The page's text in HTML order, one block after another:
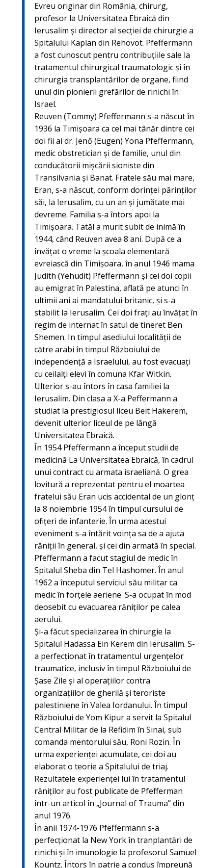
Evreu originar din România, chirurg,
profesor la Universitatea Ebraică din
Ierusalim și director al secției de chirurgie a
Spitalului Kaplan din Rehovot. Pfeffermann
a fost cunoscut pentru contribuțiile sale la
tratamentul chirurgical traumatologic și în
chirurgia transplantărilor de organe, fiind
unul din pionierii grefărilor de rinichi în
Israel.
Reuven (Tommy) Pfeffermann s-a născut în
1936 la Timișoara ca cel mai tânăr dintre cei
doi fii ai dr. Jenő (Eugen) Yona Pfeffermann,
medic obstretician și de familie, unul din
conducătorii mișcării sioniste din
Transilvania și Banat. Fratele său mai mare,
Eran, s-a născut, conform dorinței părinților
săi, la Ierusalim, cu un an și jumătate mai
devreme. Familia s-a întors apoi la
Timișoara. Tatăl a murit subit de inimă în
1944, când Reuven avea 8 ani. După ce a
învățat o vreme la școala elementară
evreiască din Timișoara, în anul 1946 mama
Judith (Yehudit) Pfeffermann și cei doi copii
au emigrat în Palestina, aflată pe atunci în
ultimii ani ai mandatului britanic, și s-a
stabilit la Ierusalim. Cei doi frați au învățat în
regim de internat în satul de tineret Ben
Shemen. In timpul asediului localității de
către arabi în timpul Războiului de
independență a Israelului, au fost evacuați
cu ceilalți elevi în comuna Kfar Witkin.
Ulterior s-au întors în casa familiei la
Ierusalim. Din clasa a X-a Peffermann a
studiat la prestigiosul liceu Beit Hakerem,
devenit ulterior liceul de pe lângă
Universitatea Ebraică.
În 1954 Pfeffermann a început studii de
medicină La Universitatea Ebraică, în cadrul
unui contract cu armata israeliană. O grea
lovitură a reprezentat pentru el moartea
fratelui său Eran ucis accidental de un glonț
la 8 noiembrie 1954 în timpul cursului de
ofițeri de infanterie. În urma acestui
eveniment s-a întărit voința sa de a ajuta
răniții în general, și cei din armată în special.
Pfeffermann a facut stagiul de medic în
Spitalul Sheba din Tel Hashomer. În anul
1962 a începutul serviciul său militar ca
medic în forțele aeriene. S-a ocupat în mod
deosebit cu evacuarea răniților pe calea
aerului.
Și-a făcut specializarea în chirurgie la
Spitalul Hadassa Ein Kerem din Ierusalim. S-
a perfecționat în tratamentul urgențelor
traumatice, inclusiv în timpul Războiului de
Șase Zile și al operațiilor contra
organizațiilor de gherilă și teroriste
palestiniene în Valea Iordanului. În timpul
Războiului de Yom Kipur a servit la Spitalul
Central Militar de la Refidim în Sinai, sub
comanda mentorului său, Roni Rozin. În
urma experienței acumulate, cei doi au
elaborat o teorie a Spitalului de triaj.
Rezultatele experienței lui în tratamentul
răniților au fost publicate de Pfefferman
într-un articol în „Journal of Trauma” din
anul 1976.
În anii 1974-1976 Pfeffermann s-a
perfecționat la New York în tranplantări de
rinichi și în imunologie la profesorul Samuel
Kountz. Întors în patrie a condus împreună